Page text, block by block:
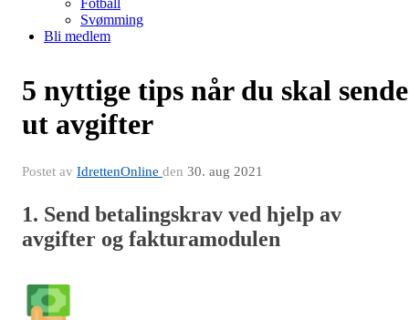
Fotball
Svømming
Bli medlem
5 nyttige tips når du skal sende
ut avgifter
Postet av IdrettenOnline den 30. aug 2021
1. Send betalingskrav ved hjelp av
avgifter og fakturamodulen